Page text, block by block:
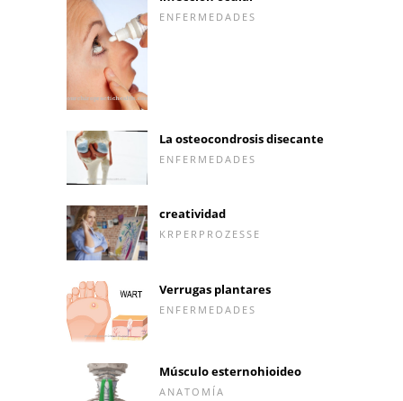
ENFERMEDADES
La osteocondrosis disecante
ENFERMEDADES
creatividad
KRPERPROZESSE
Verrugas plantares
ENFERMEDADES
Músculo esternohioideo
ANATOMÍA